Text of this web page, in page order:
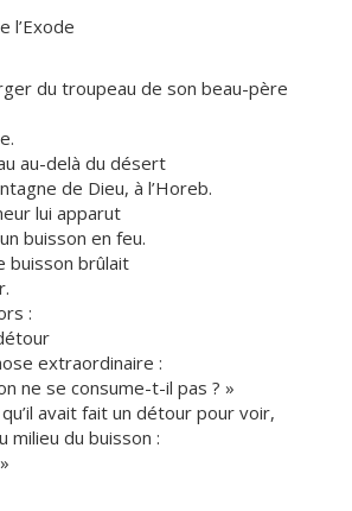
l’Exode
du troupeau de son beau-père
au-delà du désert
de Dieu, à l’Horeb.
lui apparut
buisson en feu.
buisson brûlait
:
extraordinaire :
ne se consume-t-il pas ? »
avait fait un détour pour voir,
milieu du buisson :